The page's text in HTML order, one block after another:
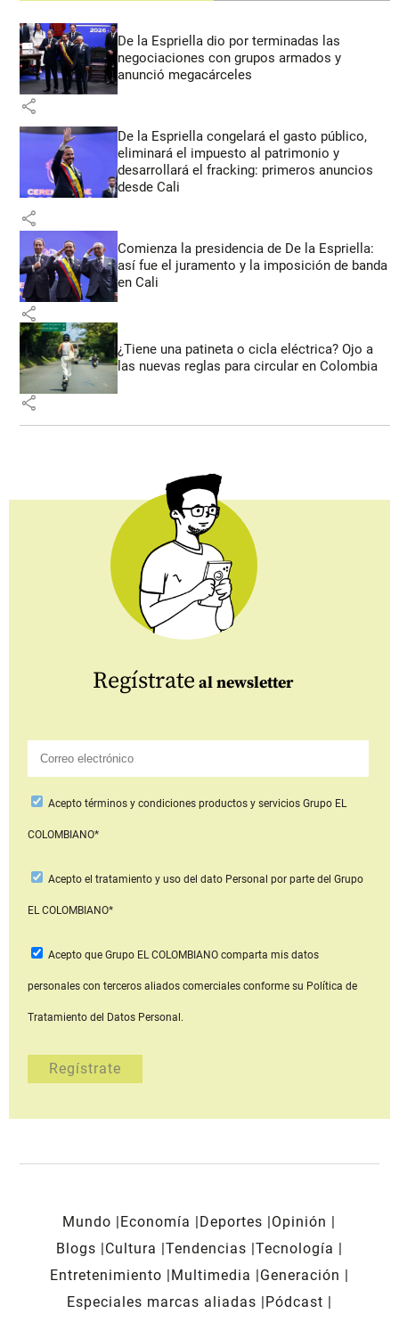
De la Espriella dio por terminadas las
negociaciones con grupos armados y
anunció megacárceles
share
De la Espriella congelará el gasto público,
eliminará el impuesto al patrimonio y
desarrollará el fracking: primeros anuncios
desde Cali
share
Comienza la presidencia de De la Espriella:
así fue el juramento y la imposición de banda
en Cali
share
¿Tiene una patineta o cicla eléctrica? Ojo a
las nuevas reglas para circular en Colombia
share
Regístrate al newsletter
Aceptotérminos y condiciones productos y serviciosGrupo EL
COLOMBIANO*
Acepto el tratamiento y uso del dato Personal por parte del Grupo
EL COLOMBIANO*
Acepto que Grupo EL COLOMBIANOcomparta mis datos
personales con terceros aliados comerciales conforme su Política de
Tratamiento del Datos Personal.
Mundo Economía Deportes
Opinión
Blogs
Cultura Tendencias Tecnología
Entretenimiento
Multimedia
Generación
Especiales marcas aliadas
Pódcast